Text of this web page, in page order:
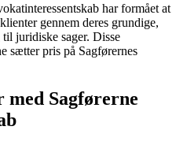
har formået at
gennem deres grundige,
juridiske sager. Disse
sætter pris på Sagførernes
med Sagførerne